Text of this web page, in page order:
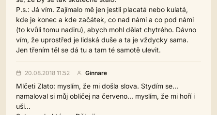
P.s.: Já vím. Zajímalo mě jen jestli placatá nebo kulatá,
kde je konec a kde začátek, co nad námi a co pod námi
(to kvůli tomu nadiru), abych mohl dělat chytrého. Dávno
vím, že uprostřed je lidská duše a ta je vždycky sama.
Jen třením těl se dá tu a tam té samotě ulevit.
20.08.2018 11:52 Ginnare
Mlčeti Zlato: myslím, že mi došla slova. Stydím se...
namaloval si můj obličej na červeno... myslím, že mi hoří i
uši...